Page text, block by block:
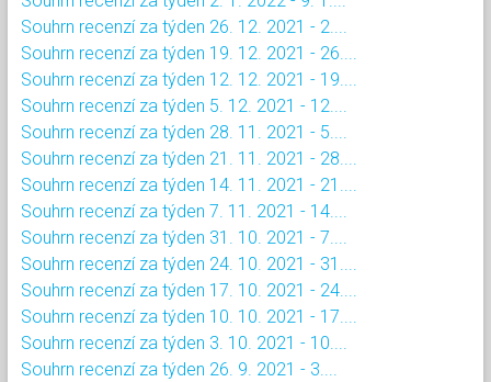
Souhrn recenzí za týden 26. 12. 2021 - 2....
Souhrn recenzí za týden 19. 12. 2021 - 26....
Souhrn recenzí za týden 12. 12. 2021 - 19....
Souhrn recenzí za týden 5. 12. 2021 - 12....
Souhrn recenzí za týden 28. 11. 2021 - 5....
Souhrn recenzí za týden 21. 11. 2021 - 28....
Souhrn recenzí za týden 14. 11. 2021 - 21....
Souhrn recenzí za týden 7. 11. 2021 - 14....
Souhrn recenzí za týden 31. 10. 2021 - 7....
Souhrn recenzí za týden 24. 10. 2021 - 31....
Souhrn recenzí za týden 17. 10. 2021 - 24....
Souhrn recenzí za týden 10. 10. 2021 - 17....
Souhrn recenzí za týden 3. 10. 2021 - 10....
Souhrn recenzí za týden 26. 9. 2021 - 3....